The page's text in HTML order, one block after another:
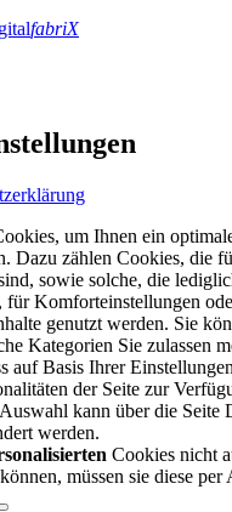
fabriX
um Ihnen ein
Dazu zählen Cookies, die
sowie solche, die
für Komforteinstellungen
genutzt werden. Sie
Kategorien Sie zulassen
auf Basis Ihrer
der Seite zur
kann über die Seite
werden.
Cookies nicht
müssen sie diese per